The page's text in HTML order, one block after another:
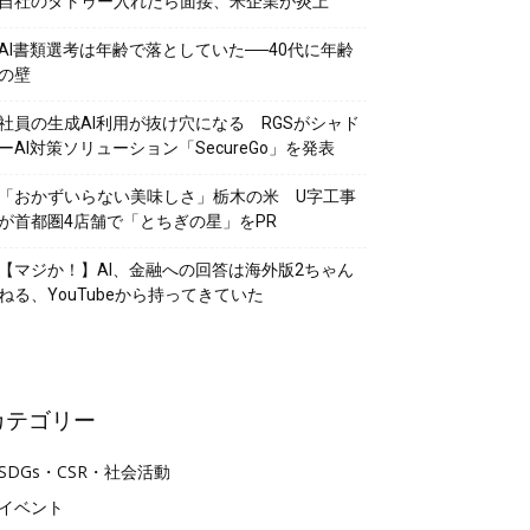
書類選考は年齢で落としていた──40代に年齢
壁
員の生成AI利用が抜け穴になる RGSがシャド
AI対策ソリューション「SecureGo」を発表
おかずいらない美味しさ」栃木の米 U字工事
首都圏4店舗で「とちぎの星」をPR
マジか！】AI、金融への回答は海外版2ちゃん
る、YouTubeから持ってきていた
テゴリー
・CSR・社会活動
ベント